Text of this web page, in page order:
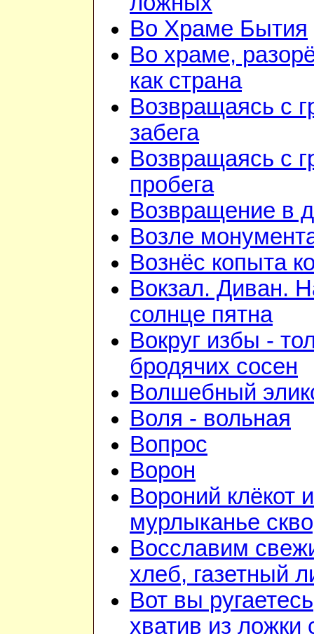
Во Храме Бытия
Во храме,
как страна
Возвращаясь с
забега
Возвращаясь с
пробега
Возвращение в
Возле
Вознёс копыта
Вокзал. Диван.
солнце пятна
Вокруг избы -
бродячих сосен
Волшебный
Воля - вольная
Вопрос
Ворон
Вороний клёкот и
мурлыканье
Восславим
хлеб, газетный
Вот вы
хватив из ложки